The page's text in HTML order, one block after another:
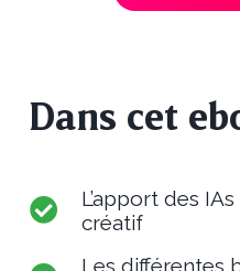
Dans cet
L’apport des
créatif
Les différentes